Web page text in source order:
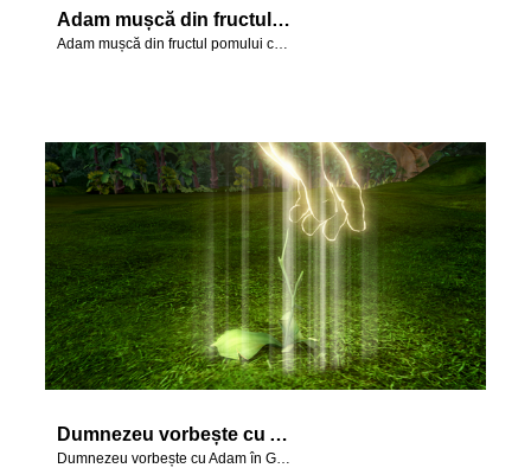
Adam mușcă din fructul pomului cunoștinței binelui și răului.
Adam mușcă din fructul pomului cunoștinței binelui și răului.
Dumnezeu vorbește cu Adam în Grădina Edenului.
Dumnezeu vorbește cu Adam în Grădina Edenului.